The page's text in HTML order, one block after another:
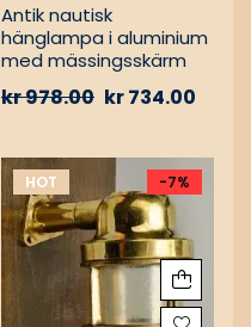
Antik nautisk
hänglampa i aluminium
med mässingsskärm
kr978.00 kr734.00
HOT -7%